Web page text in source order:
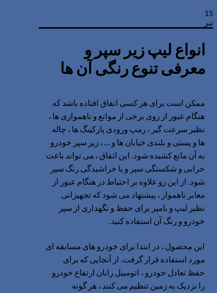
15
تیر
انواع لیپ زیر سپر و
معرفی تنوع رنگی آن ها
ممکن است برای هر کسی اتفاق افتاده باشد که
هنگام عبور از روی برخی از موانع و ناهمواری ها ،
نظیر سرعت گیر ، رمپ ورودی پارکینگ ها ، چاله
ها و پستی و بلندی خیابان ها و … ، زیر سپر خودرو
به آن مانع کشیده شود. این اتفاق ، می تواند باعث
خرابی و شکستگی سپر و یا خراشیدگی رنگ سپر
شود. از این رو علاوه بر احتیاط در هنگام عبور از
معابر ناهموار ، پیشنهاد می شود که تجهیزاتی
نظیر لیپ و بامپر برای حفظ و نگهداری از سپر
خودرو و رنگ آن استفاده کنید.
این محصول ، در ابتدا برای خودرو های مسابقه ای
مورد استفاده قرار گرفت. از آنجایی که برای
حفظ تعادل خودرو ، اتومبیل رانان ارتفاع خودرو
را نزدیک به زمین تنظیم می کنند ، هر گونه